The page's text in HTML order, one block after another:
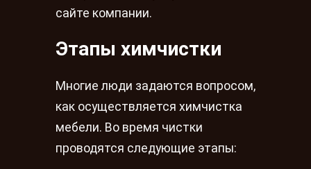
сайте компании.
Этапы химчистки
Многие люди задаются вопросом,
как осуществляется химчистка
мебели. Во время чистки
проводятся следующие этапы: